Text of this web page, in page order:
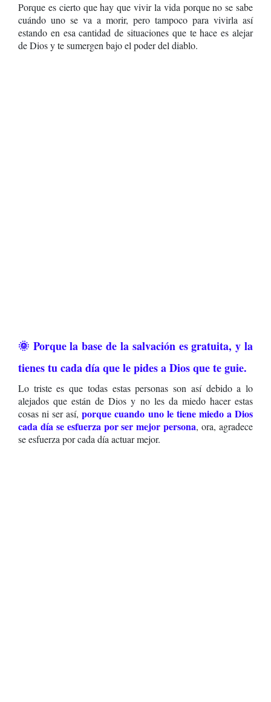
Porque es cierto quehay que vivir la vida porque no se sabe
cuándo uno se va a morir, pero tampoco para vivirla así
estando en esa cantidad de situaciones que te hace es alejar
de Dios y te sumergen bajo el poder del diablo.
🌞 Porque la base de la salvación es gratuita, y la
tienes tu cada día que le pides a Dios que te guie.
Lo triste es que todas estas personas son así debido a lo
alejados que están de Dios y no les da miedo hacer estas
cosas ni ser así,porque cuando uno le tiene miedo a Dios
cada día se esfuerza por ser mejor persona, ora, agradece
se esfuerza por cada día actuar mejor.